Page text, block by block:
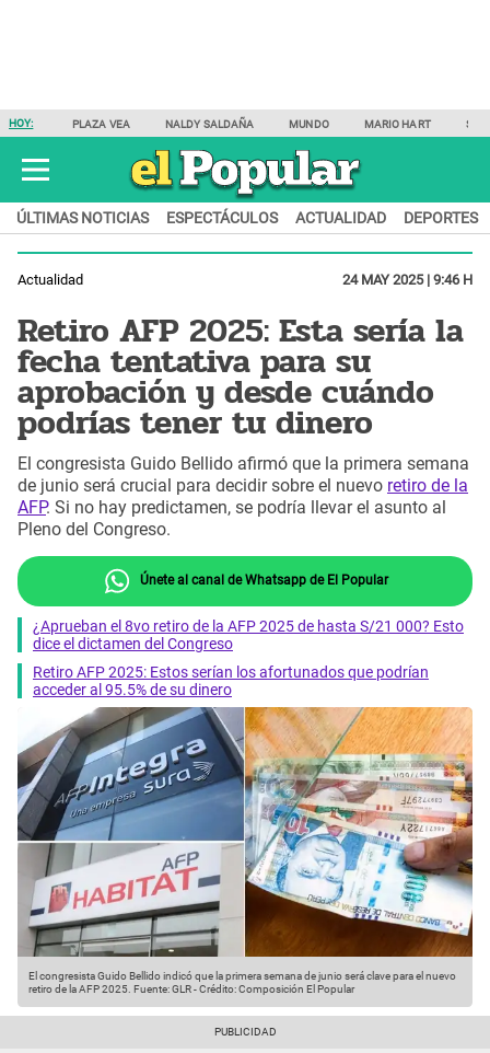
HOY: PLAZA VEA NALDY SALDAÑA MUNDO MARIO HART
ÚLTIMAS NOTICIAS ESPECTÁCULOS ACTUALIDAD DEPORTES
Actualidad 24 MAY 2025 | 9:46 H
Retiro AFP 2025: Esta sería la
fecha tentativa para su
aprobación y desde cuándo
podrías tener tu dinero
El congresista Guido Bellido afirmó que la primera semana
de junio será crucial para decidir sobre el nuevo retiro de la
AFP. Si no hay predictamen, se podría llevar el asunto al
Pleno del Congreso.
Únete al canal de Whatsapp de El Popular
¿Aprueban el 8vo retiro de la AFP 2025 de hasta S/21 000? Esto
dice el dictamen del Congreso
Retiro AFP 2025: Estos serían los afortunados que podrían
acceder al 95.5% de su dinero
El congresista Guido Bellido indicó que la primera semana de junio será clave para el nuevo
retiro de la AFP 2025. Fuente: GLR-Crédito: Composición El Popular